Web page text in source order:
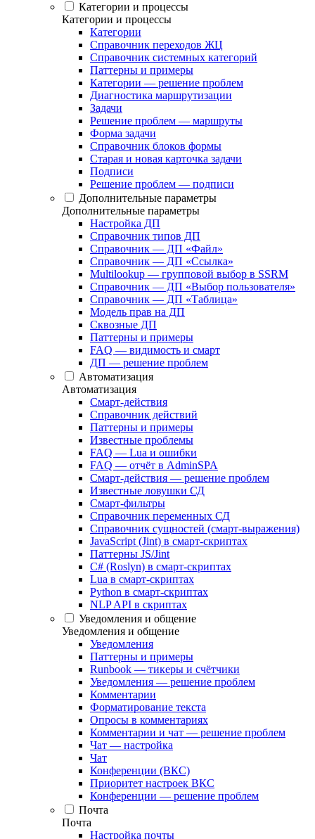
Категории и процессы
Категории и процессы
Категории
Справочник переходов ЖЦ
Справочник системных категорий
Паттерны и примеры
Категории — решение проблем
Диагностика маршрутизации
Задачи
Решение проблем — маршруты
Форма задачи
Справочник блоков формы
Старая и новая карточка задачи
Подписи
Решение проблем — подписи
Дополнительные параметры
Дополнительные параметры
Настройка ДП
Справочник типов ДП
Справочник — ДП «Файл»
Справочник — ДП «Ссылка»
Multilookup — групповой выбор в SSRM
Справочник — ДП «Выбор пользователя»
Справочник — ДП «Таблица»
Модель прав на ДП
Сквозные ДП
Паттерны и примеры
FAQ — видимость и смарт
ДП — решение проблем
Автоматизация
Автоматизация
Смарт-действия
Справочник действий
Паттерны и примеры
Известные проблемы
FAQ — Lua и ошибки
FAQ — отчёт в AdminSPA
Смарт-действия — решение проблем
Известные ловушки СД
Смарт-фильтры
Справочник переменных СД
Справочник сущностей (смарт-выражения)
JavaScript (Jint) в смарт-скриптах
Паттерны JS/Jint
C# (Roslyn) в смарт-скриптах
Lua в смарт-скриптах
Python в смарт-скриптах
NLP API в скриптах
Уведомления и общение
Уведомления и общение
Уведомления
Паттерны и примеры
Runbook — тикеры и счётчики
Уведомления — решение проблем
Комментарии
Форматирование текста
Опросы в комментариях
Комментарии и чат — решение проблем
Чат — настройка
Чат
Конференции (ВКС)
Приоритет настроек ВКС
Конференции — решение проблем
Почта
Почта
Настройка почты